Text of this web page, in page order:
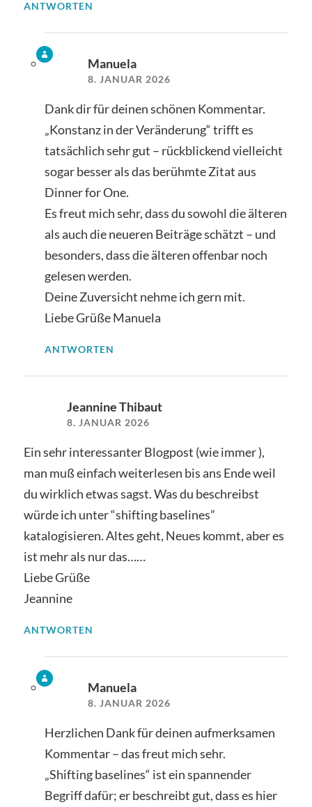
ANTWORTEN
Manuela
8. JANUAR 2026
Dank dir für deinen schönen Kommentar.
„Konstanz in der Veränderung“ trifft es
tatsächlich sehr gut – rückblickend vielleicht
sogar besser als das berühmte Zitat aus
Dinner for One.
Es freut mich sehr, dass du sowohl die älteren
als auch die neueren Beiträge schätzt – und
besonders, dass die älteren offenbar noch
gelesen werden.
Deine Zuversicht nehme ich gern mit.
Liebe Grüße Manuela
ANTWORTEN
Jeannine Thibaut
8. JANUAR 2026
Ein sehr interessanter Blogpost (wie immer ),
man muß einfach weiterlesen bis ans Ende weil
du wirklich etwas sagst. Was du beschreibst
würde ich unter “shifting baselines”
katalogisieren. Altes geht, Neues kommt, aber es
ist mehr als nur das……
Liebe Grüße
Jeannine
ANTWORTEN
Manuela
8. JANUAR 2026
Herzlichen Dank für deinen aufmerksamen
Kommentar – das freut mich sehr.
„Shifting baselines“ ist ein spannender
Begriff dafür; er beschreibt gut, dass es hier